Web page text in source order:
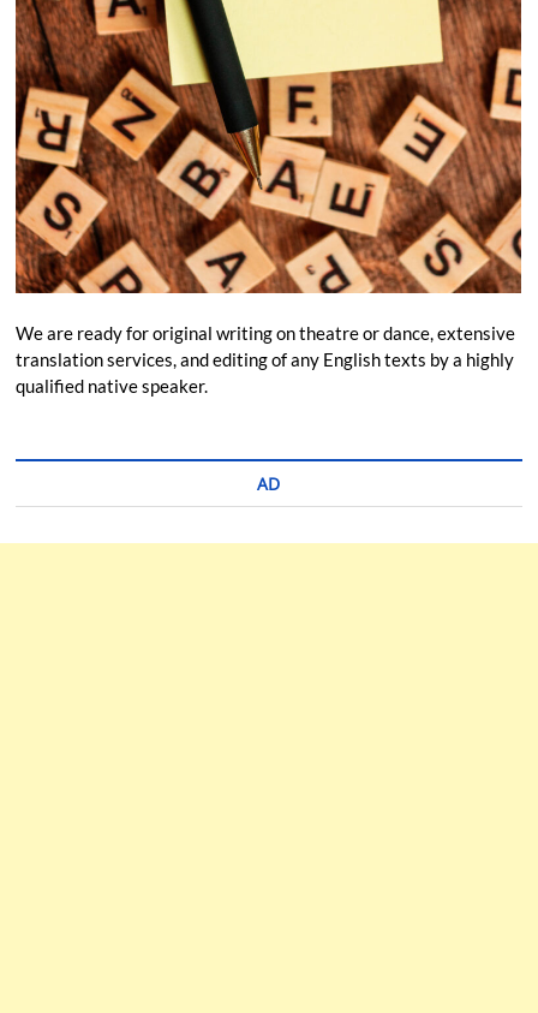
We are ready for original writing on theatre or dance, extensive
translation services, and editing of any English texts by a highly
qualified native speaker.
AD